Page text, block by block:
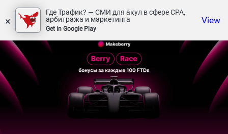
×
Где Трафик? — СМИ для акул в сфере СРА,
арбитража и маркетинга
Get in Google Play
View